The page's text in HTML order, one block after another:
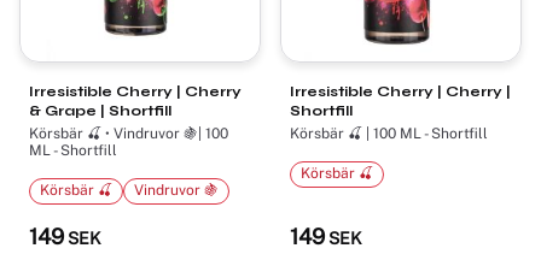
Irresistible Cherry | Cherry
& Grape | Shortfill
Körsbär 🍒 • Vindruvor 🍇| 100
ML - Shortfill
149 SEK
Körsbär 🍒 Vindruvor 🍇
Irresistible Cherry | Cherry |
Shortfill
Körsbär 🍒 | 100 ML - Shortfill
149 SEK
Körsbär 🍒